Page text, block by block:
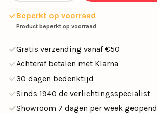
Beperkt op voorraad
Product beperkt op voorraad
Gratis verzending vanaf €50
Achteraf betalen met Klarna
30 dagen bedenktijd
Sinds 1940 de verlichtingsspecialist
Showroom 7 dagen per week geopend